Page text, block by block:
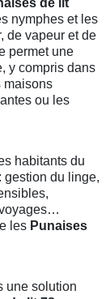
de lit
nymphes et les
de vapeur et de
permet une
y compris dans
maisons
ou les
habitants du
gestion du linge,
les Punaises
une solution